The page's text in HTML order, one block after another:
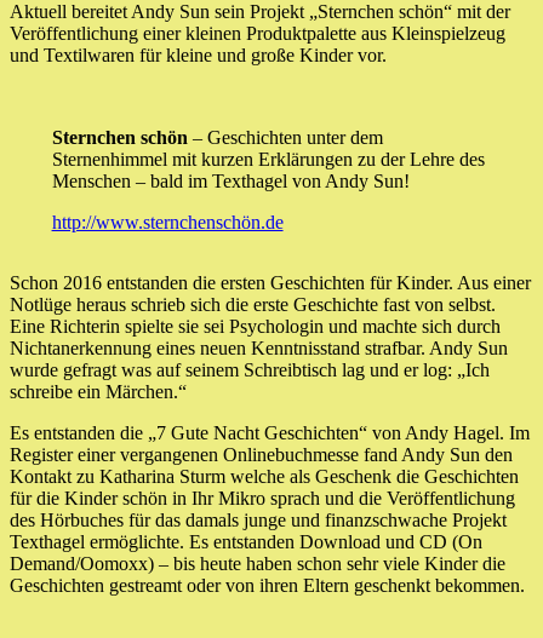
Aktuell bereitet Andy Sun sein Projekt „Sternchen schön“ mit der
Veröffentlichung einer kleinen Produktpalette aus Kleinspielzeug
und Textilwaren für kleine und große Kinder vor.
Sternchen schön – Geschichten unter dem
Sternenhimmel mit kurzen Erklärungen zu der Lehre des
Menschen – bald im Texthagel von Andy Sun!
http://www.sternchenschön.de
Schon 2016 entstanden die ersten Geschichten für Kinder. Aus einer
Notlüge heraus schrieb sich die erste Geschichte fast von selbst.
Eine Richterin spielte sie sei Psychologin und machte sich durch
Nichtanerkennung eines neuen Kenntnisstand strafbar. Andy Sun
wurde gefragt was auf seinem Schreibtisch lag und er log: „Ich
schreibe ein Märchen.“
Es entstanden die „7 Gute Nacht Geschichten“ von Andy Hagel. Im
Register einer vergangenen Onlinebuchmesse fand Andy Sun den
Kontakt zu Katharina Sturm welche als Geschenk die Geschichten
für die Kinder schön in Ihr Mikro sprach und die Veröffentlichung
des Hörbuches für das damals junge und finanzschwache Projekt
Texthagel ermöglichte. Es entstanden Download und CD (On
Demand/Oomoxx) – bis heute haben schon sehr viele Kinder die
Geschichten gestreamt oder von ihren Eltern geschenkt bekommen.